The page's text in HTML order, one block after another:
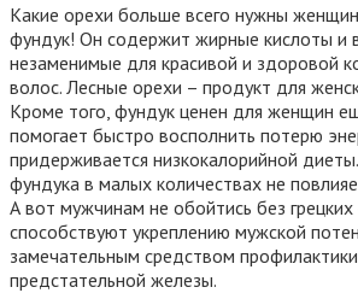
Какие орехи больше всего нужны
фундук! Он содержит жирные кислоты и
незаменимые для красивой и здоровой
волос. Лесные орехи – продукт для
Кроме того, фундук ценен для женщин
помогает быстро восполнить потерю
придерживается низкокалорийной
фундука в малых количествах не
А вот мужчинам не обойтись без
способствуют укреплению мужской
замечательным средством
предстательной железы.